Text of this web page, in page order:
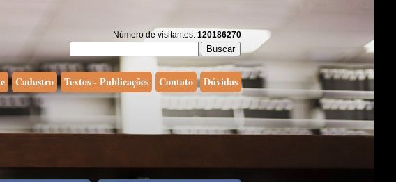
Número de visitantes: 120186270
Cadastro Textos - Publicações Contato Dúvidas